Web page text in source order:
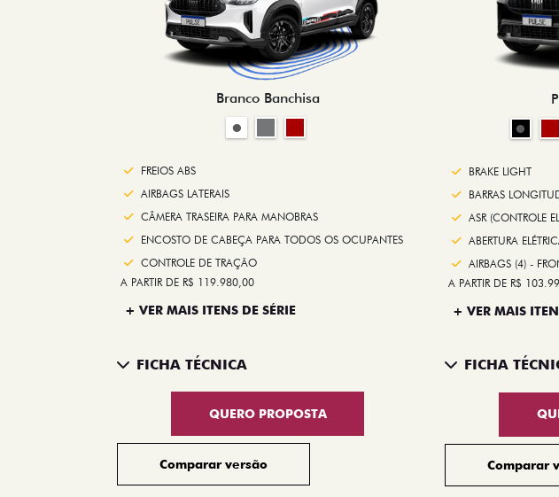
Branco Banchisa
FREIOS ABS
AIRBAGS LATERAIS
CÂMERA TRASEIRA PARA MANOBRAS
ENCOSTO DE CABEÇA PARA TODOS OS OCUPANTES
CONTROLE DE TRAÇÃO
A PARTIR DE R$ 119.980,00
+ VER MAIS ITENS DE SÉRIE
FICHA TÉCNICA
QUERO PROPOSTA
Comparar versão
BRAKE LIGHT
BARRAS
ASR (CONTROLE
ABERTURA
AIRBAGS (4) -
A PARTIR DE R$
+ VER MAIS
FICHA
Comparar